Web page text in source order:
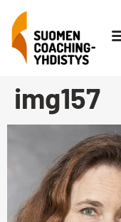
img157